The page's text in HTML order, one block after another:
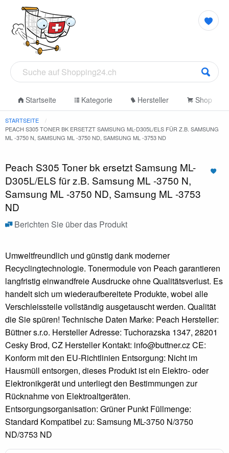
Startseite Kategorie Hersteller Shop
STARTSEITE
PEACH S305 TONER BK ERSETZT SAMSUNG ML-D305L/ELS FÜR Z.B. SAMSUNG
ML -3750 N, SAMSUNG ML -3750 ND, SAMSUNG ML -3753 ND
Peach S305 Toner bk ersetzt Samsung ML-
D305L/ELS für z.B. Samsung ML -3750 N,
Samsung ML -3750 ND, Samsung ML -3753
ND
Berichten Sie über das Produkt
Umweltfreundlich und günstig dank moderner
Recyclingtechnologie. Tonermodule von Peach garantieren
langfristig einwandfreie Ausdrucke ohne Qualitätsverlust. Es
handelt sich um wiederaufbereitete Produkte, wobei alle
Verschleissteile vollständig ausgetauscht werden. Qualität
die Sie spüren! Technische Daten Marke: Peach Hersteller:
Büttner s.r.o. Hersteller Adresse: Tuchorazska 1347, 28201
Cesky Brod, CZ Hersteller Kontakt: info@buttner.cz CE:
Konform mit den EU-Richtlinien Entsorgung: Nicht im
Hausmüll entsorgen, dieses Produkt ist ein Elektro- oder
Elektronikgerät und unterliegt den Bestimmungen zur
Rücknahme von Elektroaltgeräten.
Entsorgungsorganisation: Grüner Punkt Füllmenge:
Standard Kompatibel zu: Samsung ML-3750 N/3750
ND/3753 ND